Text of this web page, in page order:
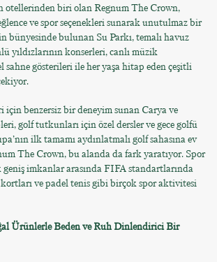
otellerinden biri olan Regnum The Crown,
ve spor seçenekleri sunarak unutulmaz bir
bünyesinde bulunan Su Parkı, temalı havuz
yıldızlarının konserleri, canlı müzik
sahne gösterileri ile her yaşa hitap eden çeşitli
için benzersiz bir deneyim sunan Carya ve
golf tutkunları için özel dersler ve gece golfü
ilk tamamı aydınlatmalı golf sahasına ev
The Crown, bu alanda da fark yaratıyor. Spor
imkanlar arasında FIFA standartlarında
ve padel tenis gibi birçok spor aktivitesi
Ürünlerle Beden ve Ruh Dinlendirici Bir